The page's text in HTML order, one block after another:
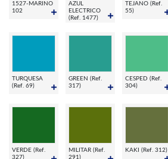
1527-MARINO
102
AZUL
ELECTRICO
(Ref. 1477)
TEJANO (Ref.
55)
TURQUESA
(Ref. 69)
GREEN (Ref.
317)
CESPED (Ref.
304)
VERDE (Ref.
327)
MILITAR (Ref.
291)
KAKI (Ref. 312)